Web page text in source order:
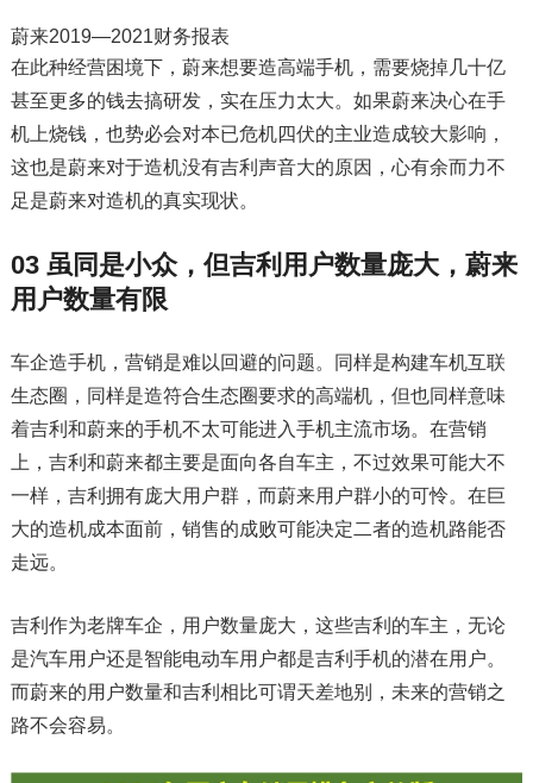
蔚来2019—2021财务报表
在此种经营困境下，蔚来想要造高端手机，需要烧掉几十亿
甚至更多的钱去搞研发，实在压力太大。如果蔚来决心在手
机上烧钱，也势必会对本已危机四伏的主业造成较大影响，
这也是蔚来对于造机没有吉利声音大的原因，心有余而力不
足是蔚来对造机的真实现状。
03 虽同是小众，但吉利用户数量庞大，蔚来
用户数量有限
车企造手机，营销是难以回避的问题。同样是构建车机互联
生态圈，同样是造符合生态圈要求的高端机，但也同样意味
着吉利和蔚来的手机不太可能进入手机主流市场。在营销
上，吉利和蔚来都主要是面向各自车主，不过效果可能大不
一样，吉利拥有庞大用户群，而蔚来用户群小的可怜。在巨
大的造机成本面前，销售的成败可能决定二者的造机路能否
走远。
吉利作为老牌车企，用户数量庞大，这些吉利的车主，无论
是汽车用户还是智能电动车用户都是吉利手机的潜在用户。
而蔚来的用户数量和吉利相比可谓天差地别，未来的营销之
路不会容易。